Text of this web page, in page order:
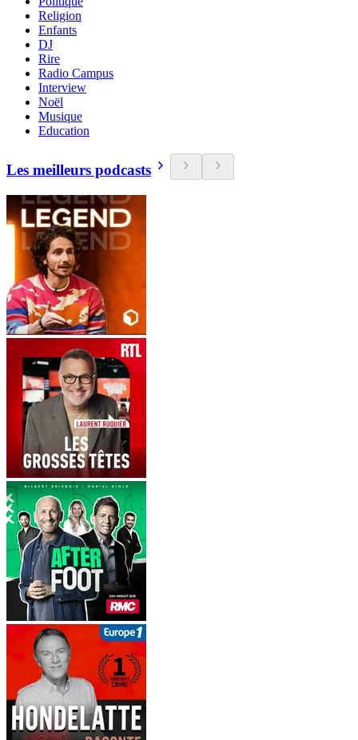
Religion
Enfants
DJ
Rire
Radio Campus
Interview
Noël
Musique
Education
Les meilleurs podcasts